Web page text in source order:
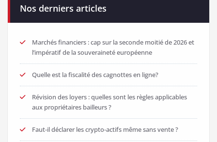
Nos derniers articles
Marchés financiers : cap sur la seconde moitié de 2026 et
l’impératif de la souveraineté européenne
Quelle est la fiscalité des cagnottes en ligne?
Révision des loyers : quelles sont les règles applicables
aux propriétaires bailleurs ?
Faut-il déclarer les crypto-actifs même sans vente ?